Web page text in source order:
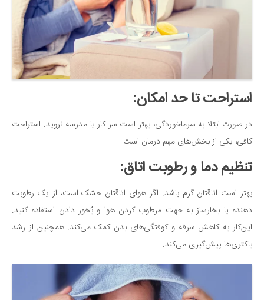
استراحت تا حد امکان:
در صورت ابتلا به سرماخوردگی، بهتر است سر کار یا مدرسه نروید. استراحت
کافی، یکی از بخش‌های مهم درمان است.
تنظیم دما و رطوبت اتاق:
بهتر است اتاقتان گرم باشد. اگر هوای اتاقتان خشک است، از یک رطوبت
دهنده یا بخارساز به جهت مرطوب کردن هوا و بُخور دادن استفاده کنید.
این‌کار به کاهش سرفه و کوفتگی‌های بدن کمک می‌کند. همچنین از رشد
باکتری‌ها پیش‌گیری می‌کند.